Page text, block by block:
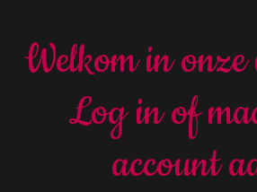
Welkom in onze
Log in of
account